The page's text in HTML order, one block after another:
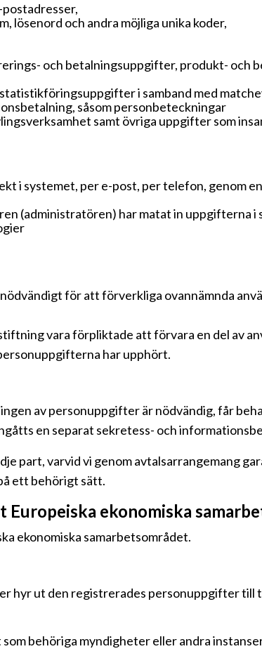
lösenord och andra möjliga unika koder,
och betalningsuppgifter, produkt- och
i samband med
såsom personbeteckningar
samt övriga uppgifter som
i systemet, per e-post, per telefon, genom
(administratören) har matat in uppgifterna i
för att förverkliga ovannämnda
vara förpliktade att förvara en del av
har upphört.
av personuppgifter är nödvändig, får
en separat sekretess- och
part, varvid vi genom avtalsarrangemang
ett behörigt sätt.
ekonomiska
ekonomiska samarbetsområdet.
hyr ut den registrerades personuppgifter
behöriga myndigheter eller andra